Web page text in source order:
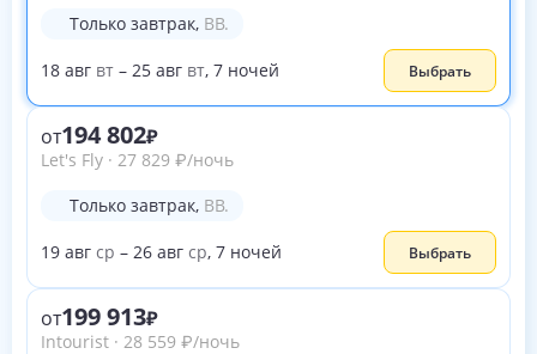
Только завтрак, BB.
18 авг вт – 25 авг вт, 7 ночей Выбрать
от194 802
Let's Fly · 27 829 ₽/ночь
Только завтрак, BB.
19 авг ср – 26 авг ср, 7 ночей Выбрать
от199 913
Intourist · 28 559 ₽/ночь